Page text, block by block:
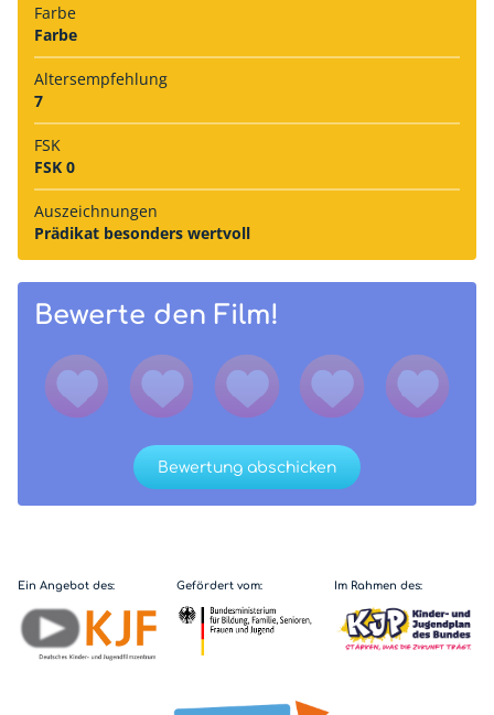
Farbe
Farbe
Alters­empfehlung
7
FSK
FSK 0
Auszeich­nungen
Prädikat besonders wertvoll
Bewerte den Film!
Bewertung abschicken
Ein Angebot des: Gefördert vom: Im Rahmen des: